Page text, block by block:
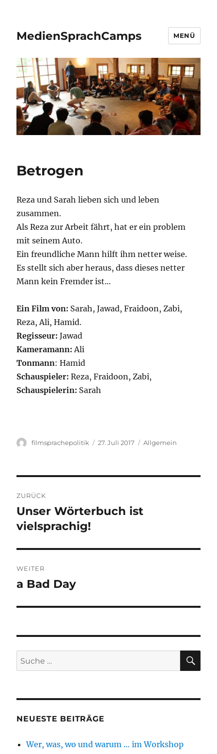
MedienSprachCamps MENÜ
Betrogen
Reza und Sarah lieben sich und leben
zusammen.
Als Reza zur Arbeit fährt, hat er ein problem
mit seinem Auto.
Ein freundliche Mann hilft ihm netter weise.
Es stellt sich aber heraus, dass dieses netter
Mann kein Fremder ist…
Ein Film von: Sarah, Jawad, Fraidoon, Zabi,
Reza, Ali, Hamid.
Regisseur: Jawad
Kameramann: Ali
Tonmann: Hamid
Schauspieler: Reza, Fraidoon, Zabi,
Schauspielerin: Sarah
Autor
filmsprachepolitik
Veröffentlicht
27. Juli 2017 Kategorien
Allgemein
ZURÜCK
Vorheriger
Beitrag:
Unser Wörterbuch ist
vielsprachig!
WEITER
Nächster
a Bad Day
Suche
nach:
NEUESTE BEITRÄGE
Wer, was, wo und warum … im Workshop